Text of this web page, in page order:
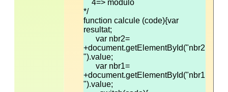
function calcule (code){var
var nbr2=
+document.getElementById("nbr2
var nbr1=
+document.getElementById("nbr1